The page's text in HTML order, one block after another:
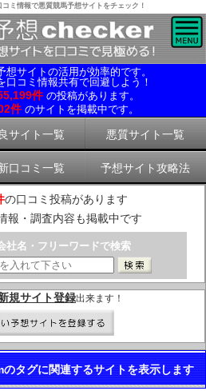
ミ情報で悪質競馬予想サイトをチェック！
サイトの活用が効率的です。
口コミ情報共有で回避しよう！
件 の投稿があります。
件のサイトを掲載中です。
サイト一覧 悪質サイト一覧
口コミ一覧 予想サイト攻略法
の口コミ投稿があります
報・調査内容も掲載中です
社名・フリーワードで検索
規サイト登録出来ます！
タグに関連するサイトを表示します